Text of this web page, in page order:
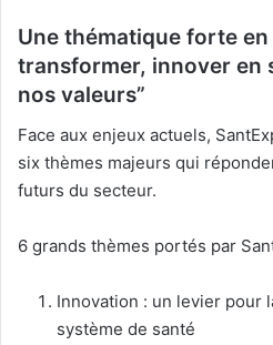
Une thématique forte en
transformer, innover en
nos valeurs”
Face aux enjeux actuels,
six thèmes majeurs qui
futurs du secteur.
6 grands thèmes portés par
Innovation : un levier pour
système de santé